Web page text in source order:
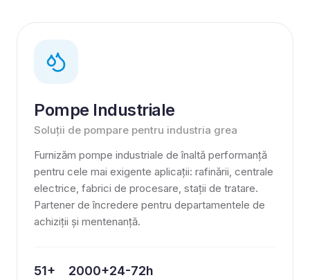
Pompe Industriale
Soluții de pompare pentru industria grea
Furnizăm pompe industriale de înaltă performanță
pentru cele mai exigente aplicații: rafinării, centrale
electrice, fabrici de procesare, stații de tratare.
Partener de încredere pentru departamentele de
achiziții și mentenanță.
51+ 2000+24-72h